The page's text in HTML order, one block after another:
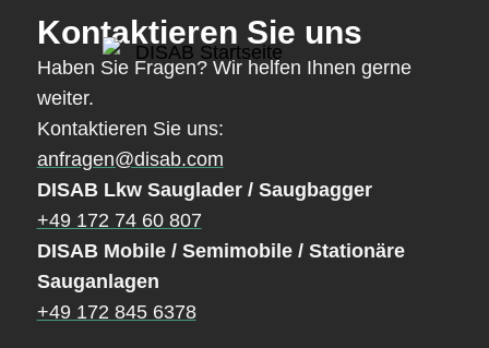
Kontaktieren Sie uns
Haben Sie Fragen? Wir helfen Ihnen gerne
weiter.
Kontaktieren Sie uns:
anfragen@disab.com
DISAB Lkw Sauglader / Saugbagger
+49 172 74 60 807
DISAB Mobile / Semimobile / Stationäre
Sauganlagen
+49 172 845 6378